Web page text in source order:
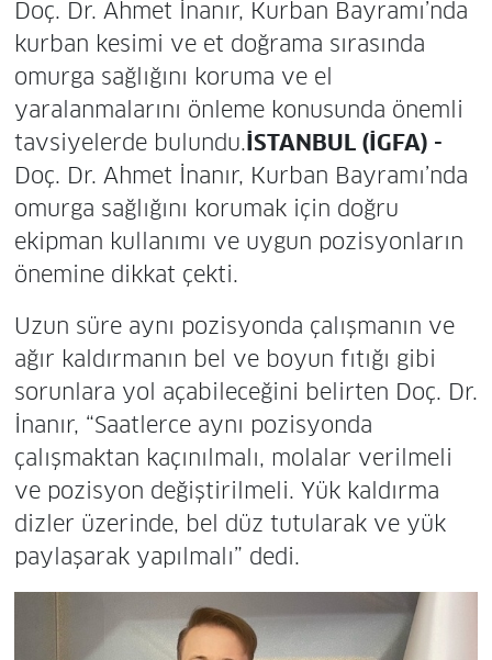
Doç. Dr. Ahmet İnanır, Kurban Bayramı’nda
kurban kesimi ve et doğrama sırasında
omurga sağlığını koruma ve el
yaralanmalarını önleme konusunda önemli
tavsiyelerde bulundu.İSTANBUL (İGFA) -
Doç. Dr. Ahmet İnanır, Kurban Bayramı’nda
omurga sağlığını korumak için doğru
ekipman kullanımı ve uygun pozisyonların
önemine dikkat çekti.
Uzun süre aynı pozisyonda çalışmanın ve
ağır kaldırmanın bel ve boyun fıtığı gibi
sorunlara yol açabileceğini belirten Doç. Dr.
İnanır, “Saatlerce aynı pozisyonda
çalışmaktan kaçınılmalı, molalar verilmeli
ve pozisyon değiştirilmeli. Yük kaldırma
dizler üzerinde, bel düz tutularak ve yük
paylaşarak yapılmalı” dedi.